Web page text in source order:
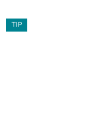
TIP
TIP
TIP
TIP
TIP
TIP
TIP
TIP
TIP
TIP